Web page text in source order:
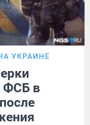
УКРАИНЕ
ФСБ в